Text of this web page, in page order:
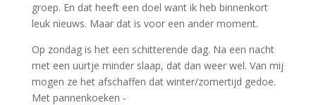
groep. En dat heeft een doel want ik heb binnenkort
leuk nieuws. Maar dat is voor een ander moment.
Op zondag is het een schitterende dag. Na een nacht
met een uurtje minder slaap, dat dan weer wel. Van mij
mogen ze het afschaffen dat winter/zomertijd gedoe.
Met pannenkoeken -